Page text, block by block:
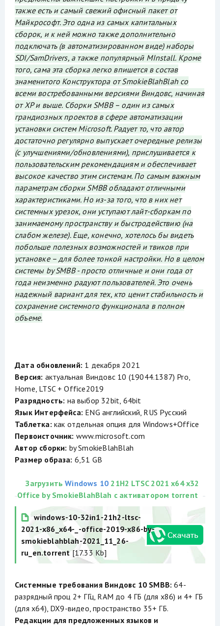
также есть и самый свежий офисный пакет от
Майкрософт. Это одна из самых капитальных
сборок, и к ней можно также дополнительно
подключать (в автоматизированном виде) наборы
SDI/SamDrivers, а также популярный MInstall. Кроме
того, сама эта сборка легко впишется в состав
знаменитого Конструктора от SmokieBlahBlah со
всеми востребованными версиями Виндовс, начиная
от XP и выше. Сборки SMBB – один из самых
грандиозных проектов в сфере автоматизации
установки систем Microsoft. Радует то, что автор
достаточно регулярно выпускает очередные релизы
(с улучшениями/обновлениями), прислушивается к
пользовательским рекомендациям и обеспечивает
высокое качество этим системам. По самым важным
параметрам сборки SMBB обладают отличными
характеристиками. Но из-за того, что в них нет
системных урезок, они уступают лайт-сборкам по
занимаемому пространству и быстродействию (на
слабом железе). Еще, конечно, хотелось бы видеть
побольше полезных возможностей и твиков при
установке – для более тонкой настройки. Но в целом
системы by SMBB - просто отличные и они года от
года неизменно радуют пользователей. Это очень
надежный вариант для тех, кто ценит стабильность и
сохранение системного функционала в полном
объеме.
Дата обновлений: 1 декабря 2021
Версия: актуальная Виндовс 10 (19044.1387) Pro,
Home, LTSC + Office2019
Разрядность: на выбор 32bit, 64bit
Язык Интерфейса: ENG английский, RUS Русский
Таблетка: как отдельная опция для Windows+Office
Первоисточник: www.microsoft.com
Автор сборки: by SmokieBlahBlah
Размер образа: 6,51 GB
ЗагрузитьWindows 10 21H2 LTSC 2021 x64 x32
Office by SmokieBlahBlah с активатором torrent
windows-10-32in1-21h2-ltsc-
2021-x86_x64-_-office-2019-x86-by-
smokieblahblah-2021_11_26-
ru_en.torrent[17.33 Kb]
Системные требования Виндовс 10 SMBB: 64-
разрядный проц 2+ ГГц, RAM до 4 ГБ (для х86) и 4+ ГБ
(для х64), DX9-видео, пространство 35+ ГБ.
Редакции для предложенных языков и